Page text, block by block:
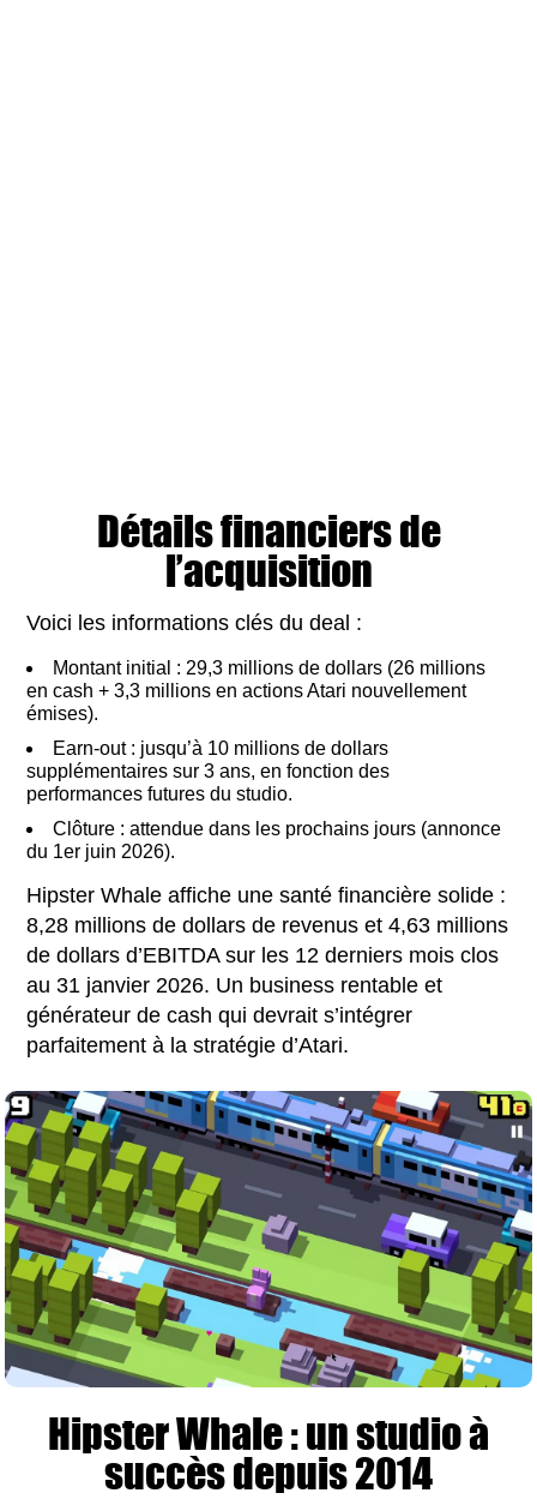
Détails financiers de
l’acquisition
Voici les informations clés du deal :
Montant initial : 29,3 millions de dollars (26 millions
en cash + 3,3 millions en actions Atari nouvellement
émises).
Earn-out : jusqu’à 10 millions de dollars
supplémentaires sur 3 ans, en fonction des
performances futures du studio.
Clôture : attendue dans les prochains jours (annonce
du 1er juin 2026).
Hipster Whale affiche une santé financière solide :
8,28 millions de dollars de revenus et 4,63 millions
de dollars d’EBITDA sur les 12 derniers mois clos
au 31 janvier 2026. Un business rentable et
générateur de cash qui devrait s’intégrer
parfaitement à la stratégie d’Atari.
Hipster Whale : un studio à
succès depuis 2014